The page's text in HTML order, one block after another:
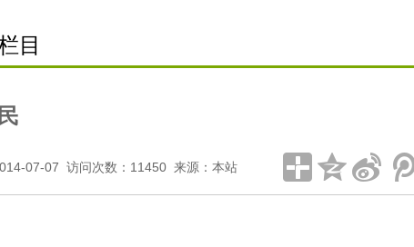
目
07-07 访问次数：11450 来源：本站